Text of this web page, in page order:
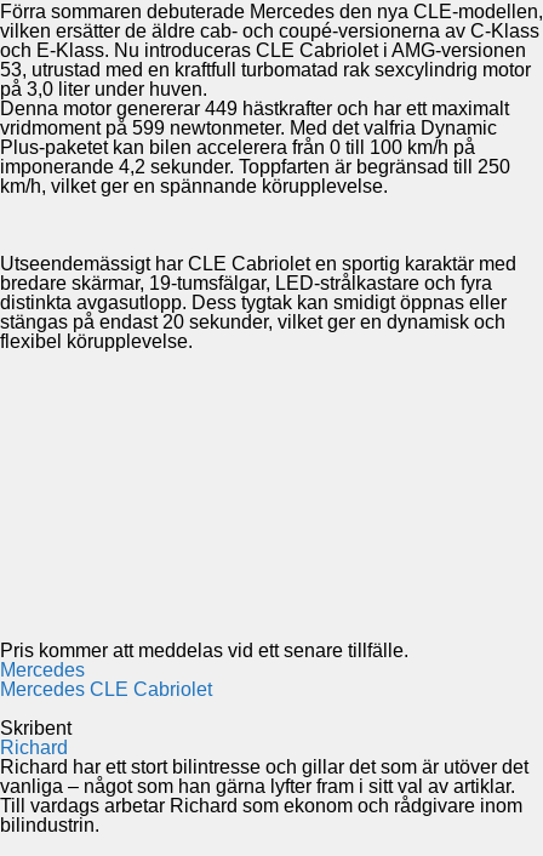
Förra sommaren debuterade Mercedes den nya CLE-modellen,
vilken ersätter de äldre cab- och coupé-versionerna av C-Klass
och E-Klass. Nu introduceras CLE Cabriolet i AMG-versionen
53, utrustad med en kraftfull turbomatad rak sexcylindrig motor
på 3,0 liter under huven.
Denna motor genererar 449 hästkrafter och har ett maximalt
vridmoment på 599 newtonmeter. Med det valfria Dynamic
Plus-paketet kan bilen accelerera från 0 till 100 km/h på
imponerande 4,2 sekunder. Toppfarten är begränsad till 250
km/h, vilket ger en spännande körupplevelse.
Utseendemässigt har CLE Cabriolet en sportig karaktär med
bredare skärmar, 19-tumsfälgar, LED-strålkastare och fyra
distinkta avgasutlopp. Dess tygtak kan smidigt öppnas eller
stängas på endast 20 sekunder, vilket ger en dynamisk och
flexibel körupplevelse.
Pris kommer att meddelas vid ett senare tillfälle.
Mercedes
Mercedes CLE Cabriolet
Skribent
Richard
Richard har ett stort bilintresse och gillar det som är utöver det
vanliga – något som han gärna lyfter fram i sitt val av artiklar.
Till vardags arbetar Richard som ekonom och rådgivare inom
bilindustrin.